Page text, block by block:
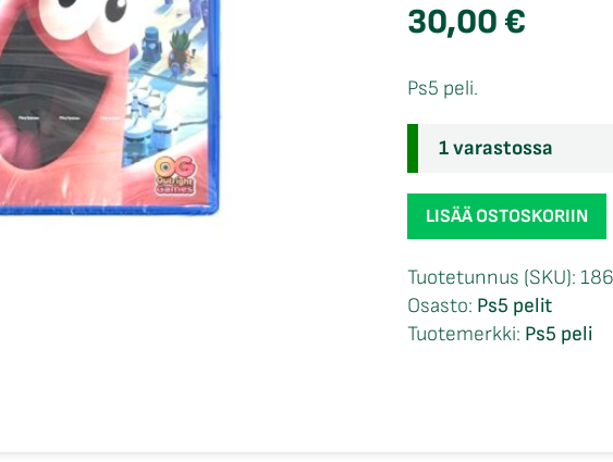
30,00€
Ps5 peli.
1 varastossa
SpongeBob
Squarepants
Patrick
Star
Game
LISÄÄ OSTOSKORIIN
Tuotetunnus (SKU):
Osasto: Ps5 pelit
Tuotemerkki: Ps5 peli